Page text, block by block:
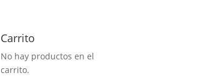
Carrito
No hay productos en el
carrito.